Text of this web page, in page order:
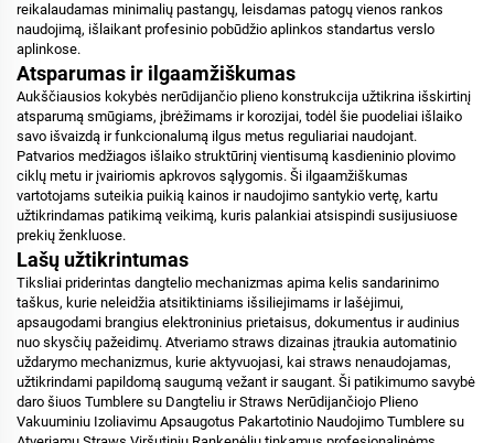
reikalaudamas minimalių pastangų, leisdamas patogų vienos rankos
naudojimą, išlaikant profesinio pobūdžio aplinkos standartus verslo
aplinkose.
Atsparumas ir ilgaamžiškumas
Aukščiausios kokybės nerūdijančio plieno konstrukcija užtikrina išskirtinį
atsparumą smūgiams, įbrėžimams ir korozijai, todėl šie puodeliai išlaiko
savo išvaizdą ir funkcionalumą ilgus metus reguliariai naudojant.
Patvarios medžiagos išlaiko struktūrinį vientisumą kasdieninio plovimo
ciklų metu ir įvairiomis apkrovos sąlygomis. Ši ilgaamžiškumas
vartotojams suteikia puikią kainos ir naudojimo santykio vertę, kartu
užtikrindamas patikimą veikimą, kuris palankiai atsispindi susijusiuose
prekių ženkluose.
Lašų užtikrintumas
Tiksliai priderintas dangtelio mechanizmas apima kelis sandarinimo
taškus, kurie neleidžia atsitiktiniams išsiliejimams ir lašėjimui,
apsaugodami brangius elektroninius prietaisus, dokumentus ir audinius
nuo skysčių pažeidimų. Atveriamo straws dizainas įtraukia automatinio
uždarymo mechanizmus, kurie aktyvuojasi, kai straws nenaudojamas,
užtikrindami papildomą saugumą vežant ir saugant. Ši patikimumo savybė
daro šiuos Tumblere su Dangteliu ir Straws Nerūdijančiojo Plieno
Vakuuminiu Izoliavimu Apsaugotus Pakartotinio Naudojimo Tumblere su